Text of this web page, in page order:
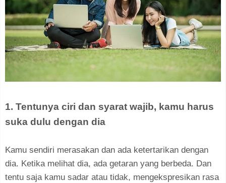
1. Tentunya ciri dan syarat wajib, kamu harus
suka dulu dengan dia
Kamu sendiri merasakan dan ada ketertarikan dengan
dia. Ketika melihat dia, ada getaran yang berbeda. Dan
tentu saja kamu sadar atau tidak, mengekspresikan rasa